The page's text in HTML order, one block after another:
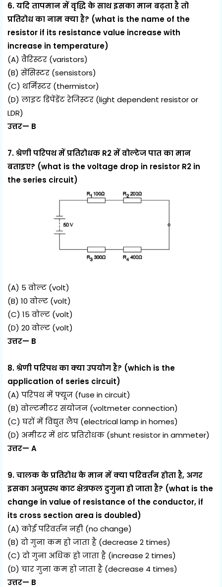
6. यदि तापमान में वृद्धि के साथ इसका मान बढ़ता है तो
प्रतिरोध का नाम क्या है? (what is the name of the
resistor if its resistance value increase with
increase in temperature)
(A) वैरिस्टर (varistors)
(B) सेंसिस्टर (sensistors)
(C) थर्मिस्टर (thermistor)
(D) लाइट डिपेंडेंट रेजिस्टर (light dependent resistor or
LDR)
उत्तर— B
7. श्रेणी परिपथ में प्रतिरोधक R2 में वोल्टेज पात का मान
बताइए? (what is the voltage drop in resistor R2 in
the series circuit)
(A) 5 वोल्ट (volt)
(B) 10 वोल्ट (volt)
(C) 15 वोल्ट (volt)
(D) 20 वोल्ट (volt)
उत्तर— B
8. श्रेणी परिपथ का क्या उपयोग है? (which is the
application of series circuit)
(A) परिपथ में फ्यूज (fuse in circuit)
(B) वोल्टमीटर संयोजन (voltmeter connection)
(C) घरों में विद्युत लैप (electrical lamp in homes)
(D) अमीटर में शंट प्रतिरोधक (shunt resistor in ammeter)
उत्तर— A
9. चालक के प्रतिरोध के मान में क्या परिवर्तन होता है, अगर
इसका अनुप्रस्थ काट क्षेत्रफल दुगुना हो जाता है? (what is the
change in value of resistance of the conductor, if
its cross section area is doubled)
(A) कोई परिवर्तन नही (no change)
(B) दो गुना कम हो जाता है (decrease 2 times)
(C) दो गुना अधिक हो जाता है (increase 2 times)
(D) चार गुना कम हो जाता है (decrease 4 times)
उत्तर— B